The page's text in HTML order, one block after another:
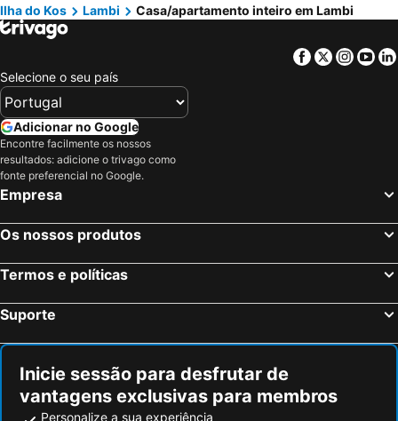
Ilha do Kos
Lambi Casa/apartamento inteiro em Lambi
Facebook
Twitter
Selecione o seu país
Adicionar no Google
Encontre facilmente os nossos
resultados: adicione o trivago como
fonte preferencial no Google.
Empresa
Os nossos produtos
Termos e políticas
Suporte
Inicie sessão para desfrutar de
vantagens exclusivas para membros
Personalize a sua experiência